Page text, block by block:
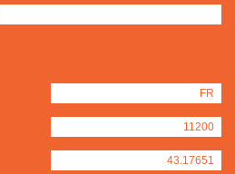
FR
11200
43.17651